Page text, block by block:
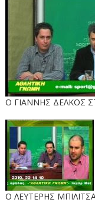
Ο ΓΙΑΝΝΗΣ ΔΕΛΚΟΣ
O ΛΕΥΤΕΡΗΣ